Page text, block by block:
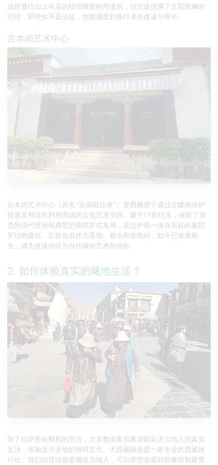
虽然通往山上寺庙的转经路陡峭而漫长，但沿途挂满了五彩斑斓的
经幡 ，即使你不是信徒，也能感受到修行者的虔诚与艰辛。
吉本岗艺术中心
吉本岗艺术中心（原名“吉崩岗拉康”）是西藏首个通过古建筑保护
性改造和活化利用而成的文化艺术空间。建于19世纪末，保留了珍
贵的清代壁画和典型的曼陀罗式布局，是拉萨唯一保存完好的曼陀
罗结构建筑。它曾先后作为圣地、粮仓和变电站，如今已焕发新
生，成为连接传统与当代藏地艺术的地标。
2. 如何体验真实的藏地生活？
除了拉萨所有精彩的景点，大多数游客也希望能走进当地人的真实
生活，体验这片圣地的独特文化。大西藏旅游是一家专业的西藏旅
行社。我们的导游都是藏族当地人，可以带您去最好的餐馆和最受